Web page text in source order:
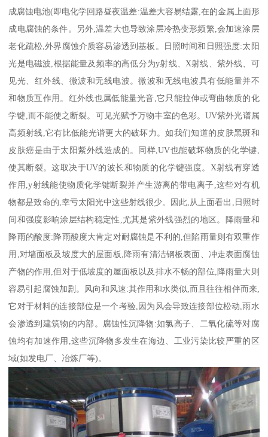
成腐蚀电池(即电化学回路昼夜温差:温差大容易结露,在的金属上面形
成电腐蚀的条件。另外,温差大也导致涂层冷热变形频繁,会加速涂层
老化疏松,外界腐蚀介质容易渗透到基板。日照时间和日照强度:太阳
光是电磁波,根据能量及频率的高低分为y射线、X射线、紫外线、可
见光、红外线、微波和无线电波。微波和无线电波具有低能量并不
和物质互作用。红外线也属低能量光音,它只能拉伸或弯曲物质的化
学键,而不能使之断裂。可见光赋予万物丰室的色彩。UV紫外光谱属
高频射线,它有比低能光谐更大的破坏力。如我们知道的皮肤黑斑和
皮肤癌是由于太阳紫外线造成的。同样,UV也能破坏物质的化学键,
使其断裂。这取决于UV的波长和物质的化学键强度。X射线有穿透
作用,y射线能使物质化学键断裂并产生游离的带电离子,这些对有机
物都是致命的,幸亏太阳光中这些射线很少。因此,从上面看出,日照时
间和强度影响涂层结构稳定性,尤其是紫外线强烈的地区。降雨量和
降雨的酸度:降雨酸度大肯定对耐腐蚀是不利的,但陷雨量则有双重作
用,对墙面板及坡度大的屋面板,降雨有清洁钢板表面、冲走表面腐蚀
产物的作用,但对于低坡度的屋面板以及排水不畅的部位,降雨量大则
容易引起腐蚀加剧。风向和风速:其作用和水类似,而且往往相伴而来,
它对于材料的连接部位是一个考验,因为风会导致连接部位松动,雨水
会渗透到建筑物的内部。腐蚀性沉降物:如氯高子、二氧化硫等对腐
蚀均有加速作用,这些沉降物多发生在海边、工业污染比较严重的区
域(如发电厂、冶炼厂等)。